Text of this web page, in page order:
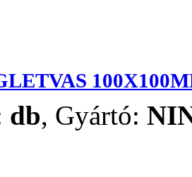
db, Gyártó: